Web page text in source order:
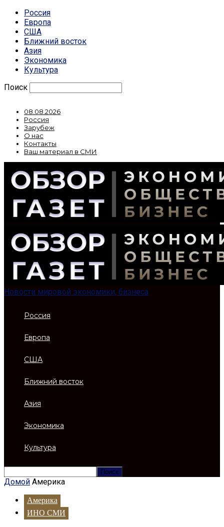
Россия
Европа
США
Ближний восток
Азия
Экономика
Культура
Поиск
08.08.2026
Россия
Зарубеж
О нас
Контакты
Ваш материал в СМИ
Новости мировой экономики, бизнеса
Россия
Европа
США
Ближний восток
Азия
Экономика
Культура
Домой Америка
Америка
ИНО СМИ